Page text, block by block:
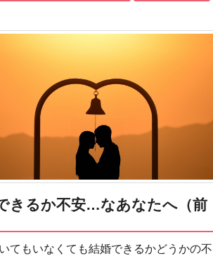
きるか不安…なあなたへ（前
てもいなくても結婚できるかどうかの不